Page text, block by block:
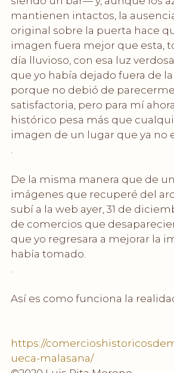
mantienen intactos, la
original sobre la puerta hace
imagen fuera mejor que esta,
día lluvioso, con esa luz
que yo había dejado fuera de
porque no debió de
satisfactoria, pero para mí
histórico pesa más que
imagen de un lugar que ya no
.
De la misma manera que de
imágenes que recuperé del
subí a la web ayer, 31 de
de comercios que
que yo regresara a mejorar la
había tomado.
.
Así es como funciona la
https://
ueca-malasana/